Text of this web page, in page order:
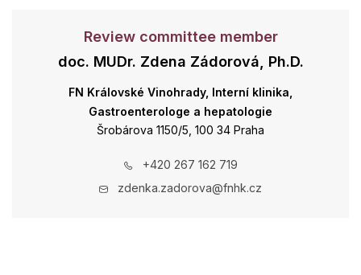
Review committee member
doc. MUDr. Zdena Zádorová, Ph.D.
FN Královské Vinohrady, Interní klinika,
Gastroenterologe a hepatologie
Šrobárova 1150/5, 100 34 Praha
+420 267 162 719
zdenka.zadorova@fnhk.cz